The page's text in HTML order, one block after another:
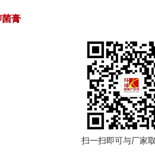
膏
扫一扫即可与厂家